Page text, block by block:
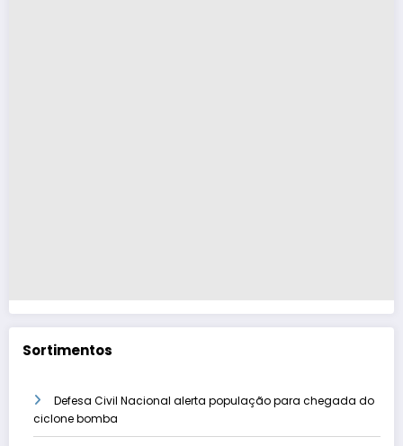
Sortimentos
Defesa Civil Nacional alerta população para chegada do
ciclone bomba